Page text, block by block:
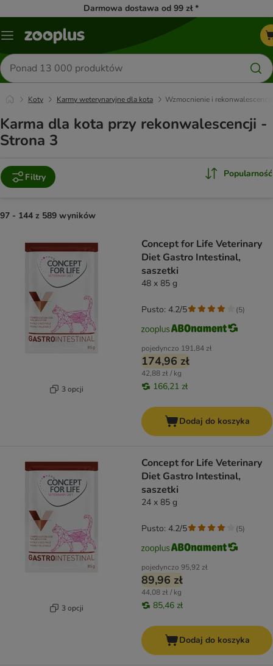
Darmowa dostawa od 99 zł *
Menu
Szukaj
produktów
Koty Karmy weterynaryjne dla kota Wzmocnienie i rekonwalescencja
Karma dla kota przy rekonwalescencji -
Strona 3
Filtry Popularność
97 - 144 z 589 wyników
3 opcji
Concept for Life Veterinary
Diet Gastro Intestinal,
saszetki
48 x 85 g
pojedynczo 191,84 zł
174,96 zł
42,88 zł / kg
166,21 zł
Pusto: 4.2/5 (5)
Dodaj do koszyka
3 opcji
Concept for Life Veterinary
Diet Gastro Intestinal,
saszetki
24 x 85 g
pojedynczo 95,92 zł
89,96 zł
44,08 zł / kg
85,46 zł
Pusto: 4.2/5 (5)
Dodaj do koszyka